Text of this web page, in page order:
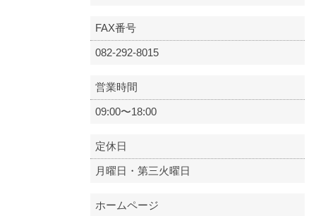
FAX番号
082-292-8015
営業時間
09:00〜18:00
定休日
月曜日・第三火曜日
ホームページ